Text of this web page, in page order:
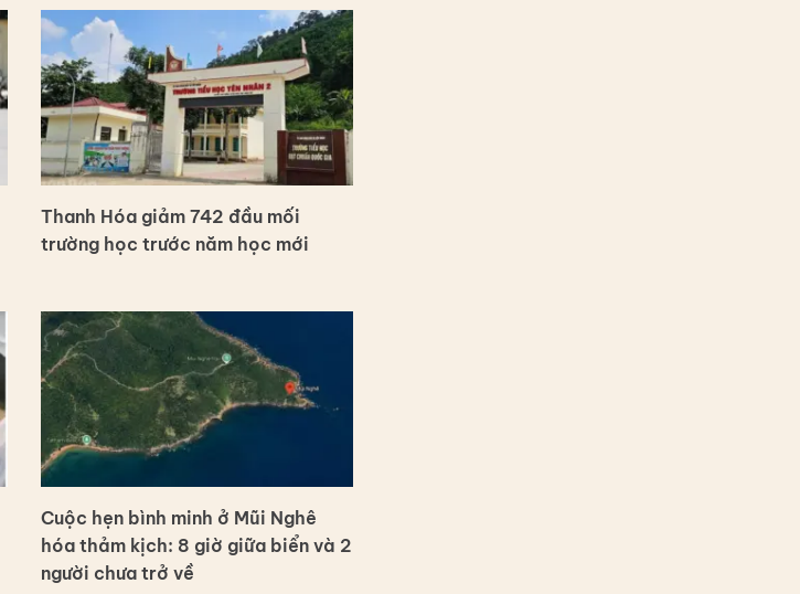
Thanh Hóa giảm 742 đầu mối
trường học trước năm học mới
Cuộc hẹn bình minh ở Mũi Nghê
hóa thảm kịch: 8 giờ giữa biển và 2
người chưa trở về